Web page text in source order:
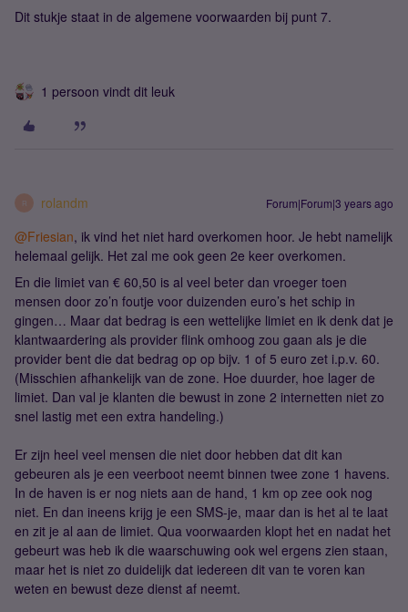
Dit stukje staat in de algemene voorwaarden bij punt 7.
1 persoon vindt dit leuk
R rolandm Forum|Forum|3 years ago
@Friesian, ik vind het niet hard overkomen hoor. Je hebt namelijk
helemaal gelijk. Het zal me ook geen 2e keer overkomen.
En die limiet van € 60,50 is al veel beter dan vroeger toen
mensen door zo’n foutje voor duizenden euro’s het schip in
gingen… Maar dat bedrag is een wettelijke limiet en ik denk dat je
klantwaardering als provider flink omhoog zou gaan als je die
provider bent die dat bedrag op op bijv. 1 of 5 euro zet i.p.v. 60.
(Misschien afhankelijk van de zone. Hoe duurder, hoe lager de
limiet. Dan val je klanten die bewust in zone 2 internetten niet zo
snel lastig met een extra handeling.)
Er zijn heel veel mensen die niet door hebben dat dit kan
gebeuren als je een veerboot neemt binnen twee zone 1 havens.
In de haven is er nog niets aan de hand, 1 km op zee ook nog
niet. En dan ineens krijg je een SMS-je, maar dan is het al te laat
en zit je al aan de limiet. Qua voorwaarden klopt het en nadat het
gebeurt was heb ik die waarschuwing ook wel ergens zien staan,
maar het is niet zo duidelijk dat iedereen dit van te voren kan
weten en bewust deze dienst af neemt.